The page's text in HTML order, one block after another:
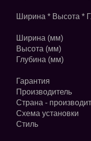
Ширина * Высота *
Ширина (мм)
Высота (мм)
Глубина (мм)
Гарантия
Производитель
Страна -
Схема установки
Стиль